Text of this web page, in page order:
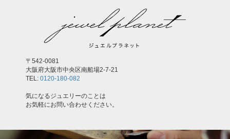
〒542-0081
大阪府大阪市中央区南船場2-7-21
TEL: 0120-180-082
気になるジュエリーのことは
お気軽にお問い合わせください。